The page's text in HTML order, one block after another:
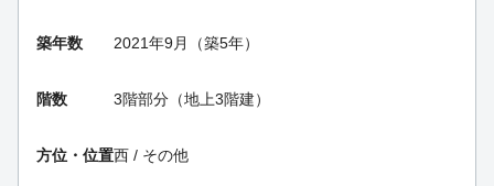
築年数 2021年9月（築5年）
階数 3階部分（地上3階建）
方位・位置西 / その他